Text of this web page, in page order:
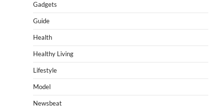
Gadgets
Guide
Health
Healthy Living
Lifestyle
Model
Newsbeat